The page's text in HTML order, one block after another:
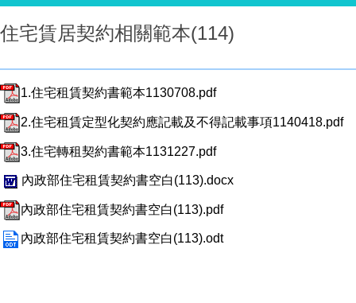
住宅賃居契約相關範本(114)
1.住宅租賃契約書範本1130708.pdf
2.住宅租賃定型化契約應記載及不得記載事項1140418.pdf
3.住宅轉租契約書範本1131227.pdf
內政部住宅租賃契約書空白(113).docx
內政部住宅租賃契約書空白(113).pdf
內政部住宅租賃契約書空白(113).odt